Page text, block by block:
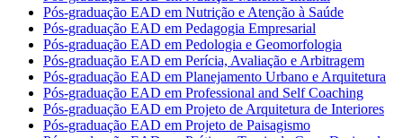
Pós-graduação EAD em Nutrição e Atenção à Saúde
Pós-graduação EAD em Pedagogia Empresarial
Pós-graduação EAD em Pedologia e Geomorfologia
Pós-graduação EAD em Perícia, Avaliação e Arbitragem
Pós-graduação EAD em Planejamento Urbano e Arquitetura
Pós-graduação EAD em Professional and Self Coaching
Pós-graduação EAD em Projeto de Arquitetura de Interiores
Pós-graduação EAD em Projeto de Paisagismo